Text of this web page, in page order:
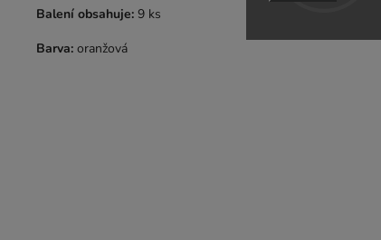
Balení obsahuje: 9 ks
Barva: oranžová